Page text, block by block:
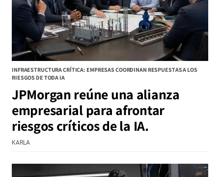
INFRAESTRUCTURA CRÍTICA: EMPRESAS COORDINAN RESPUESTAS A LOS
RIESGOS DE TODA IA
JPMorgan reúne una alianza
empresarial para afrontar
riesgos críticos de la IA.
KARLA